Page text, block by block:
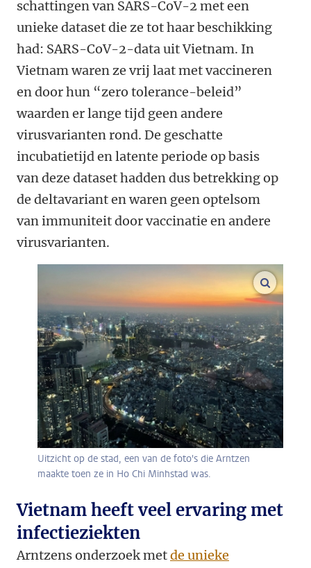
schattingen van SARS-CoV-2 met een
unieke dataset die ze tot haar beschikking
had: SARS-CoV-2-data uit Vietnam. In
Vietnam waren ze vrij laat met vaccineren
en door hun “zero tolerance-beleid”
waarden er lange tijd geen andere
virusvarianten rond. De geschatte
incubatietijd en latente periode op basis
van deze dataset hadden dus betrekking op
de deltavariant en waren geen optelsom
van immuniteit door vaccinatie en andere
virusvarianten.
Uitzicht op de stad, een van de foto's die Arntzen
maakte toen ze in Ho Chi Minhstad was.
Vietnam heeft veel ervaring met
infectieziekten
Arntzens onderzoek metde unieke